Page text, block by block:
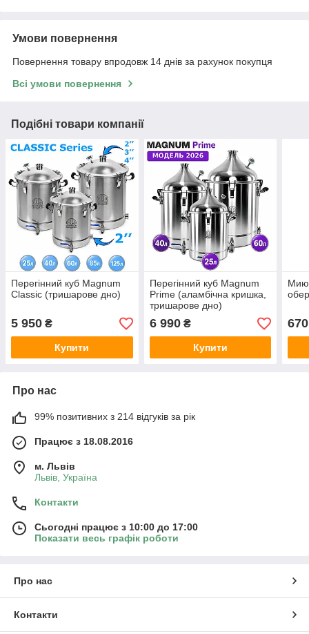
Умови повернення
Повернення товару впродовж 14 днів за рахунок покупця
Всі умови повернення
Подібні товари компанії
Перегінний куб Magnum
Classic (тришарове дно)
5 950 ₴
Купити
Перегінний куб Magnum
Prime (аламбічна кришка,
тришарове дно)
6 990₴
Купити
670
Про нас
99% позитивних з 214 відгуків за рік
Працює з 18.08.2016
м. Львів
Львів, Україна
Контакти
Сьогодні працює з 10:00 до 17:00
Показати весь графік роботи
Про нас
Контакти